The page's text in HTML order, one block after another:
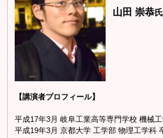
山田 崇恭氏
【講演者プロフィール】
平成17年3月 岐阜工業高等専門学校 機械
平成19年3月 京都大学 工学部 物理工学科